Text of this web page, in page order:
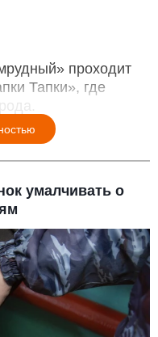
проходит
Тапки», где
умалчивать о